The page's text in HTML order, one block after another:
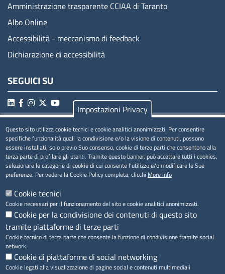
Amministrazione trasparente CCIAA di Taranto
Albo Online
Accessibilità - meccanismo di feedback
Dichiarazione di accessibilità
SEGUICI SU
MENÚ PRIVACY
Privacy
Cookie
Note legali
Accesso riservato
Impostazioni Privacy
Questo sito utilizza cookie tecnici e cookie analitici anonimizzati. Per consentire
specifiche funzionalità quali la condivisione e/o la visione di contenuti, possono
essere installati, solo previo Suo consenso, cookie di terze parti che consentono alla
terza parte di profilare gli utenti. Tramite questo banner, può accettare tutti i cookies,
selezionare le categorie di cookie di cui consente l’utilizzo e/o modificare le Sue
preferenze. Per vedere la Cookie Policy completa, clicchi More info
Cookie tecnici
Cookie necessari per il funzionamento del sito e cookie analitici anonimizzati.
Cookie per la condivisione dei contenuti di questo sito
tramite piattaforme di terze parti
Cookie tecnico di terza parte che consente la funzione di condivisione tramite social
network.
Cookie di piattaforme di social networking
Cookie legati alla visualizzazione di pagine social e contenuti multimediali